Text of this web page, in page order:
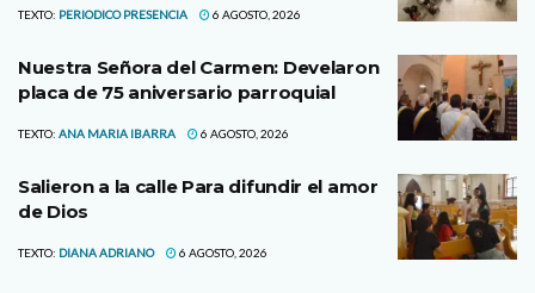
TEXTO: PERIODICO PRESENCIA 6 AGOSTO, 2026
Nuestra Señora del Carmen: Develaron
placa de 75 aniversario parroquial
TEXTO: ANA MARIA IBARRA 6 AGOSTO, 2026
Salieron a la calle Para difundir el amor
de Dios
TEXTO: DIANA ADRIANO 6 AGOSTO, 2026